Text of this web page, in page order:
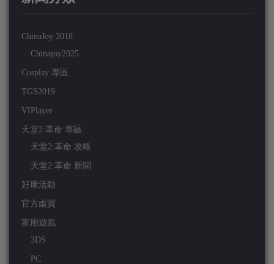
ChinaJoy 2018
Chinajoy2025
Cosplay 專區
TGS2019
VIPlayer
天堂2:革命 專區
天堂2:革命 攻略
天堂2:革命 新聞
好康活動
官方虛寶
家用遊戲
3DS
PC